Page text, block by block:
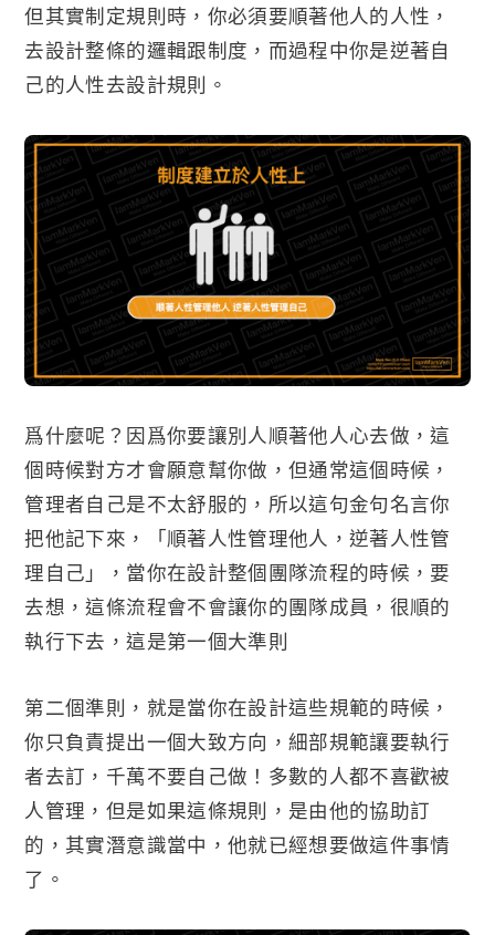
但其實制定規則時，你必須要順著他人的人性，
去設計整條的邏輯跟制度，而過程中你是逆著自
己的人性去設計規則。
爲什麼呢？因爲你要讓別人順著他人心去做，這
個時候對方才會願意幫你做，但通常這個時候，
管理者自己是不太舒服的，所以這句金句名言你
把他記下來，「順著人性管理他人，逆著人性管
理自己」，當你在設計整個團隊流程的時候，要
去想，這條流程會不會讓你的團隊成員，很順的
執行下去，這是第一個大準則
第二個準則，就是當你在設計這些規範的時候，
你只負責提出一個大致方向，細部規範讓要執行
者去訂，千萬不要自己做！多數的人都不喜歡被
人管理，但是如果這條規則，是由他的協助訂
的，其實潛意識當中，他就已經想要做這件事情
了。